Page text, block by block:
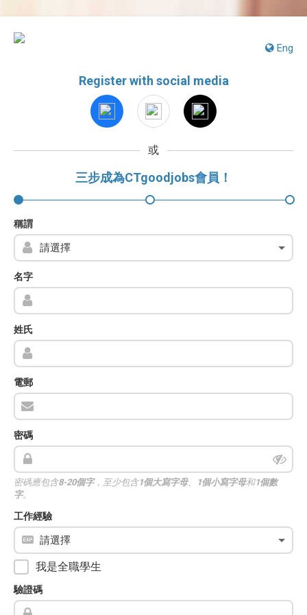
Eng
Register with social media
或
三步成為CTgoodjobs會員！
稱謂
名字
姓氏
電郵
密碼
密碼應包含8-20個字，至少包含1個大寫字母、 1個小寫字母和1個數
字。
工作經驗
我是全職學生
驗證碼